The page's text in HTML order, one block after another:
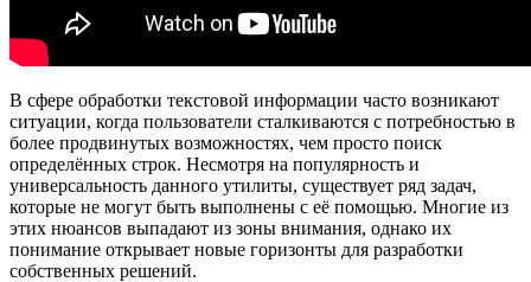
В сфере обработки текстовой информации часто возникают
ситуации, когда пользователи сталкиваются с потребностью в
более продвинутых возможностях, чем просто поиск
определённых строк. Несмотря на популярность и
универсальность данного утилиты, существует ряд задач,
которые не могут быть выполнены с её помощью. Многие из
этих нюансов выпадают из зоны внимания, однако их
понимание открывает новые горизонты для разработки
собственных решений.